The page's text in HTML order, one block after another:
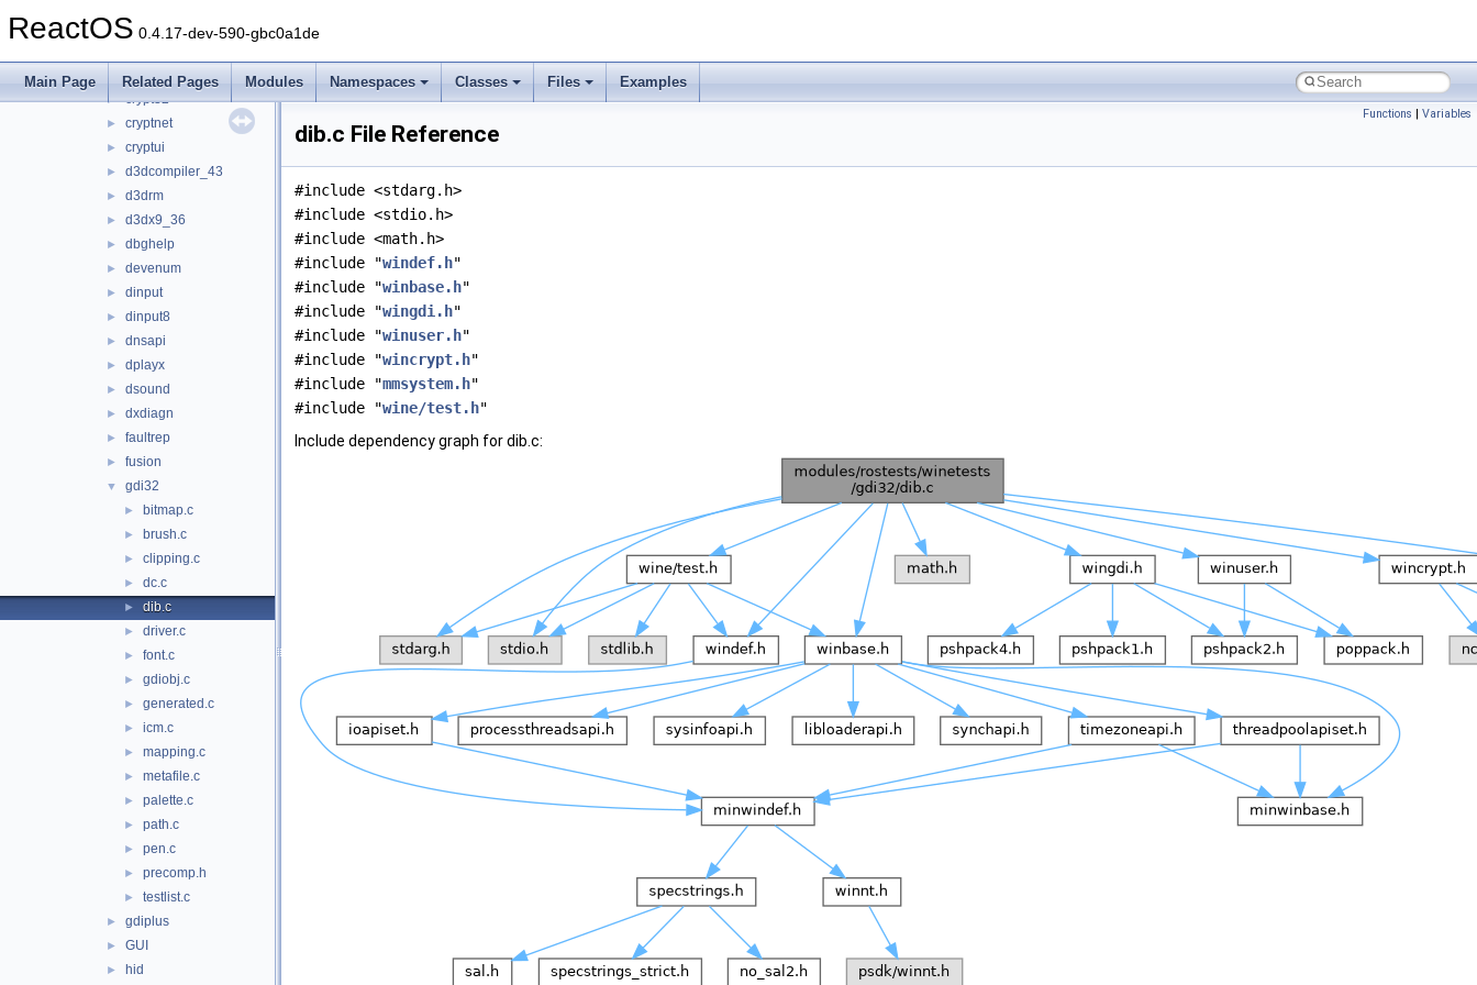
ReactOS 0.4.17-dev-590-gbc0a1de
Main Page Related Pages Modules Namespaces Classes Files Examples
► comctl32
credui
► crypt32
► cryptnet
► cryptui
► d3dcompiler_43
► d3drm
► d3dx9_36
► dbghelp
► devenum
► dinput
► dinput8
► dnsapi
► dplayx
► dsound
► dxdiagn
► faultrep
► fusion
▼ gdi32
► bitmap.c
► brush.c
► clipping.c
► dc.c
► dib.c
► driver.c
► font.c
► gdiobj.c
► generated.c
► icm.c
► mapping.c
► metafile.c
► palette.c
► path.c
► pen.c
► precomp.h
► testlist.c
► gdiplus
► GUI
► hid
Functions | Variables
dib.c File Reference
#include <stdarg.h>
#include <stdio.h>
#include <math.h>
#include "windef.h"
#include "winbase.h"
#include "wingdi.h"
#include "winuser.h"
#include "wincrypt.h"
#include "mmsystem.h"
#include "wine/test.h"
Include dependency graph for dib.c: